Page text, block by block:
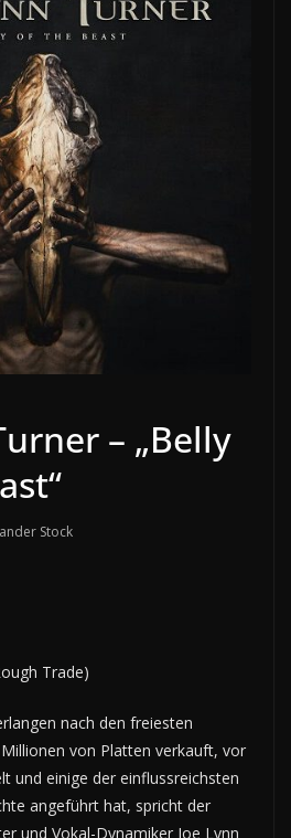
– „Belly
Stock
Trade)
nach den freiesten
von Platten verkauft, vor
und einige der einflussreichsten
angeführt hat, spricht der
und Vokal-Dynamiker Joe Lynn